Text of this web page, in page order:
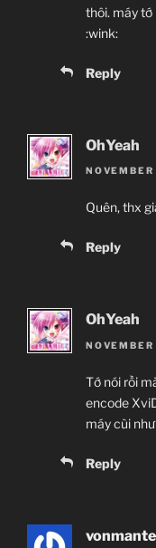
thôi. máy tớ
:wink:
Reply
OhYeah
Quên, thx
Reply
OhYeah
Tớ nói rồi
encode
máy cùi
Reply